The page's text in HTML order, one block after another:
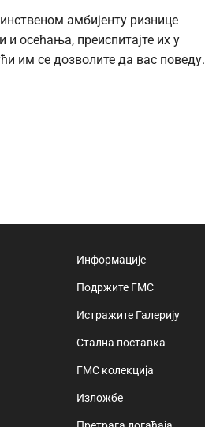
амбијенту ризнице
и осећања, преиспитајте их у
им се дозволите да вас поведу.
Информације
Подржите ГМС
Истражите Галерију
Стална поставка
ГМС колекција
Изложбе